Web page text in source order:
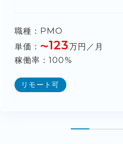
職種
PMO
単価
〜123万円／月
稼働率
100%
リモート可